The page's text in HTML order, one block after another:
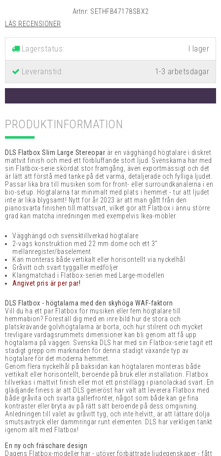
Artnr: SETHFB47178SBX2
LÄS RECENSIONER
Lagerstatus:
Leveranstid: 1-3 arbetsdagar
PRODUKTINFORMATION
DLS Flatbox Slim Large Stereopar är en vägghängd högtalare i diskret
mattvit finish och med ett förbluffande stort ljud. Svenskarna har med
sin Flatbox-serie skördat stor framgång, även exportmässigt och det
är lätt att förstå med tanke på det varma, detaljerade och fylliga ljudet.
Passar lika bra till musiken som för front- eller surroundkanalerna i en
bio-setup. Högtalarna tar minimalt med plats i hemmet - tur att ljudet
inte är lika blygsamt! Nytt för år 2023 är att man gått från den
pianosvarta finishen till mattsvart, vilket gör att Flatbox i ännu större
grad kan matcha inredningen med exempelvis Ikea-möbler.
Vägghängd och svensktillverkad högtalare
2-vägs konstruktion med 22 mm dome och ett 3"
mellanregister/baselement
Kan monteras både vertikalt eller horisontellt via nyckelhål
Gråvitt och svart tyggaller medföljer
Klangmatchad i Flatbox-serien med Large-modellen
Angivet pris är per par!
DLS Flatbox - högtalarna med den skyhöga WAF-faktorn
Vill du ha ett par Flatbox för musiken eller fem högtalare till
hemmabion? Föreställ dig med en inre bild hur de stora och
platskrävande golvhögtalarna är borta, och hur stilrent och mycket
trevligare vardagsrummets dimensioner kan bli genom att få upp
högtalarna på väggen. Svenska DLS har med sin Flatbox-serie tagit ett
stadigt grepp om marknaden för denna stadigt växande typ av
högtalare för det moderna hemmet.
Genom flera nyckelhål på baksidan kan högtalaren monteras både
vertikalt eller horisontellt, beroende på bruk eller installation. Flatbox
tillverkas i mattvit finish eller mot ett pristillägg i pianolackad svart. En
glädjande finess är att DLS generöst har valt att leverera Flatbox med
både gråvita och svarta gallerfronter, något som både kan ge fina
kontraster eller bryta av på rätt sätt beroende på dess omgivning.
Anledningen till valet av gråvitt tyg, och inte helvitt, är att lättare dölja
smutsavtryck eller dammringar runt elementen. DLS har verkligen tänkt
igenom allt med Flatbox!
En ny och fräschare design
Dagens Flatbox-modeller har - utöver förbättrade ljudegenskaper - fått